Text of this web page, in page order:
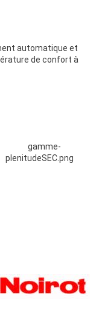
automatique et
de confort à